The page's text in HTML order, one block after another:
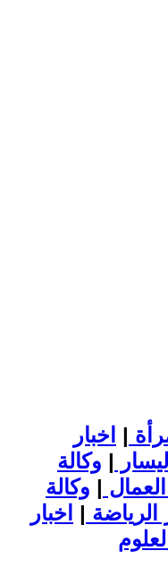
| اخبار
| وكالة
العمال | وكالة
الرياضة | اخبار